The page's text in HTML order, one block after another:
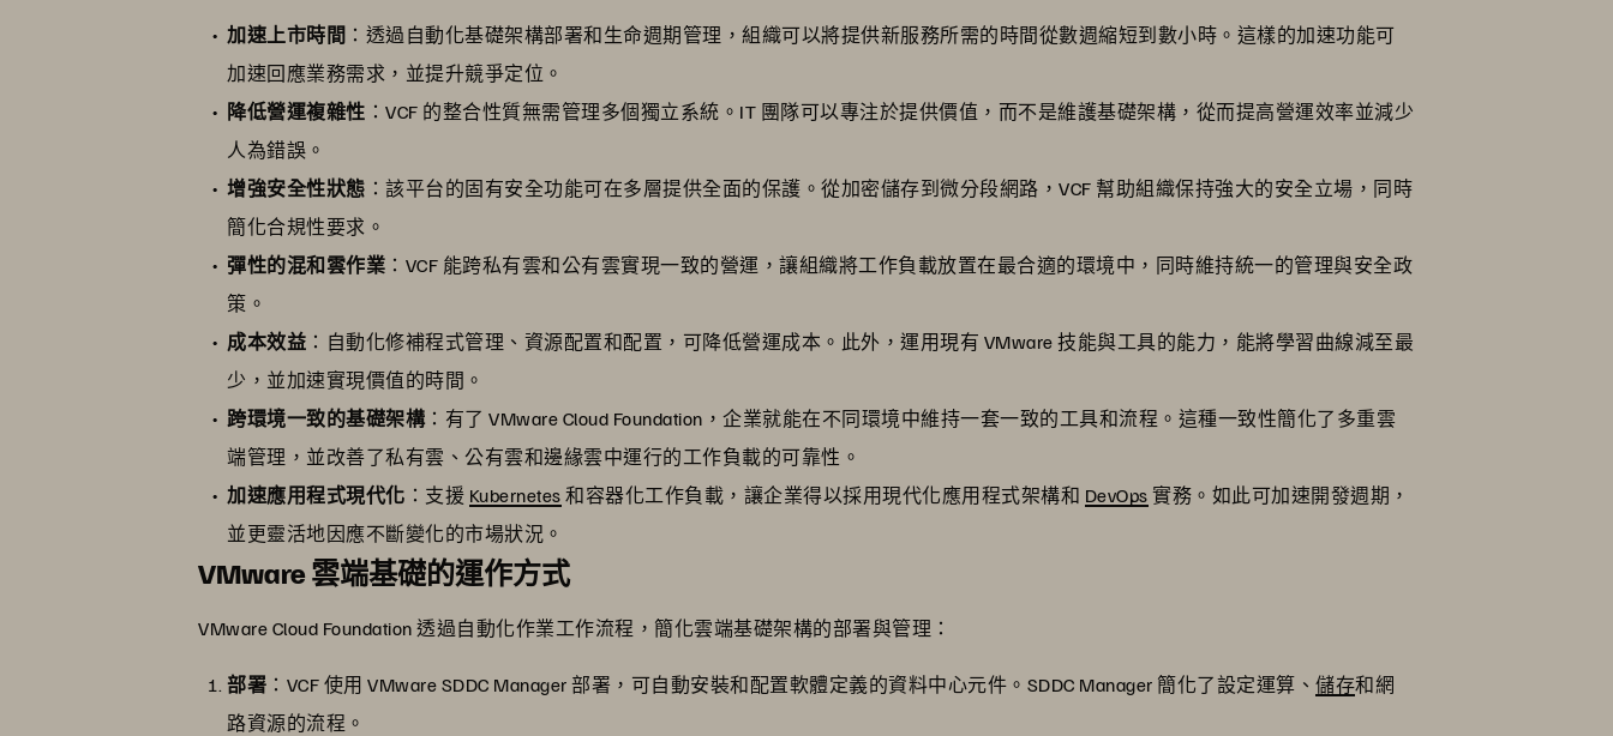
加速上市時間 ：透過自動化基礎架構部署和生命週期管理，組織可以將提供新服務所需的時間從數週縮短到數小時。這樣的加速功能可
加速回應業務需求，並提升競爭定位。
降低營運複雜性 ：VCF 的整合性質無需管理多個獨立系統。IT 團隊可以專注於提供價值，而不是維護基礎架構，從而提高營運效率並減少
人為錯誤。
增強安全性狀態 ：該平台的固有安全功能可在多層提供全面的保護。從加密儲存到微分段網路，VCF 幫助組織保持強大的安全立場，同時
簡化合規性要求。
彈性的混和雲作業 ：VCF 能跨私有雲和公有雲實現一致的營運，讓組織將工作負載放置在最合適的環境中，同時維持統一的管理與安全政
策。
成本效益 ：自動化修補程式管理、資源配置和配置，可降低營運成本。此外，運用現有 VMware 技能與工具的能力，能將學習曲線減至最
少，並加速實現價值的時間。
跨環境一致的基礎架構：有了 VMware Cloud Foundation，企業就能在不同環境中維持一套一致的工具和流程。這種一致性簡化了多重雲
端管理，並改善了私有雲、公有雲和邊緣雲中運行的工作負載的可靠性。
加速應用程式現代化 ：支援 Kubernetes 和容器化工作負載，讓企業得以採用現代化應用程式架構和 DevOps 實務。如此可加速開發週期，
並更靈活地因應不斷變化的市場狀況。
VMware 雲端基礎的運作方式
VMware Cloud Foundation 透過自動化作業工作流程，簡化雲端基礎架構的部署與管理：
部署 ：VCF 使用 VMware SDDC Manager 部署，可自動安裝和配置軟體定義的資料中心元件。SDDC Manager 簡化了設定運算、儲存和網
路資源的流程。